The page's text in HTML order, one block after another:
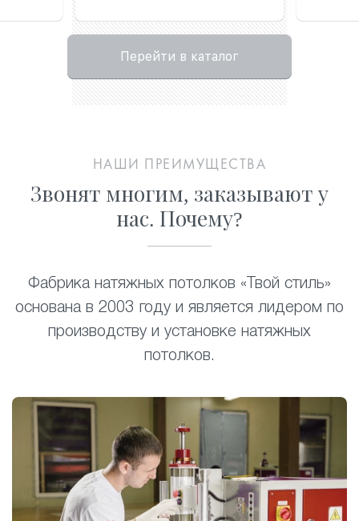
Перейти в каталог
НАШИ ПРЕИМУЩЕСТВА
Звонят многим, заказывают у
нас. Почему?
Фабрика натяжных потолков «Твой стиль»
основана в 2003 году и является лидером по
производству и установке натяжных
потолков.